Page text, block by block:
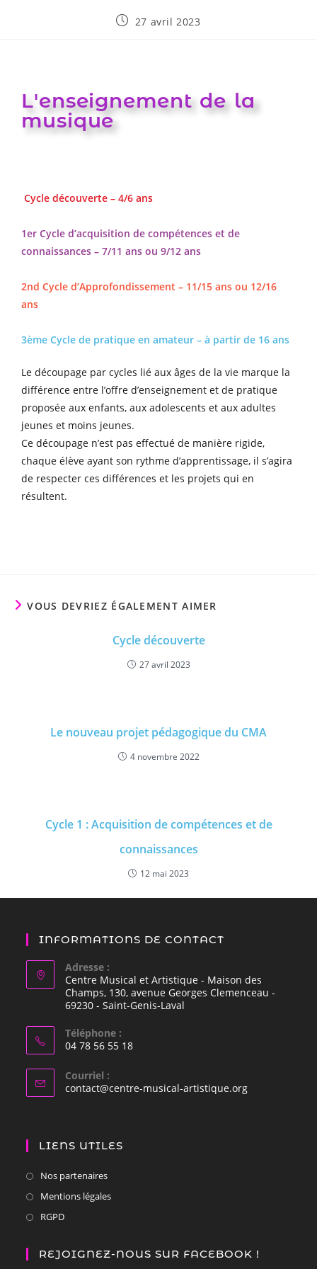
27 avril 2023
L'enseignement de la
musique
Cycle découverte – 4/6 ans
1er Cycle d’acquisition de compétences et de
connaissances – 7/11 ans ou 9/12 ans
2nd Cycle d’Approfondissement – 11/15 ans ou 12/16
ans
3ème Cycle de pratique en amateur – à partir de 16 ans
Le découpage par cycles lié aux âges de la vie marque la
différence entre l’offre d’enseignement et de pratique
proposée aux enfants, aux adolescents et aux adultes
jeunes et moins jeunes.
Ce découpage n’est pas effectué de manière rigide,
chaque élève ayant son rythme d’apprentissage, il s’agira
de respecter ces différences et les projets qui en
résultent.
VOUS DEVRIEZ ÉGALEMENT AIMER
Cycle découverte
27 avril 2023
Le nouveau projet pédagogique du CMA
4 novembre 2022
Cycle 1 : Acquisition de compétences et de
connaissances
12 mai 2023
INFORMATIONS DE CONTACT
Adresse :
Centre Musical et Artistique - Maison des
Champs, 130, avenue Georges Clemenceau -
69230 - Saint-Genis-Laval
Téléphone :
04 78 56 55 18
Courriel :
contact@centre-musical-artistique.org
LIENS UTILES
Nos partenaires
Mentions légales
RGPD
REJOIGNEZ-NOUS SUR FACEBOOK !